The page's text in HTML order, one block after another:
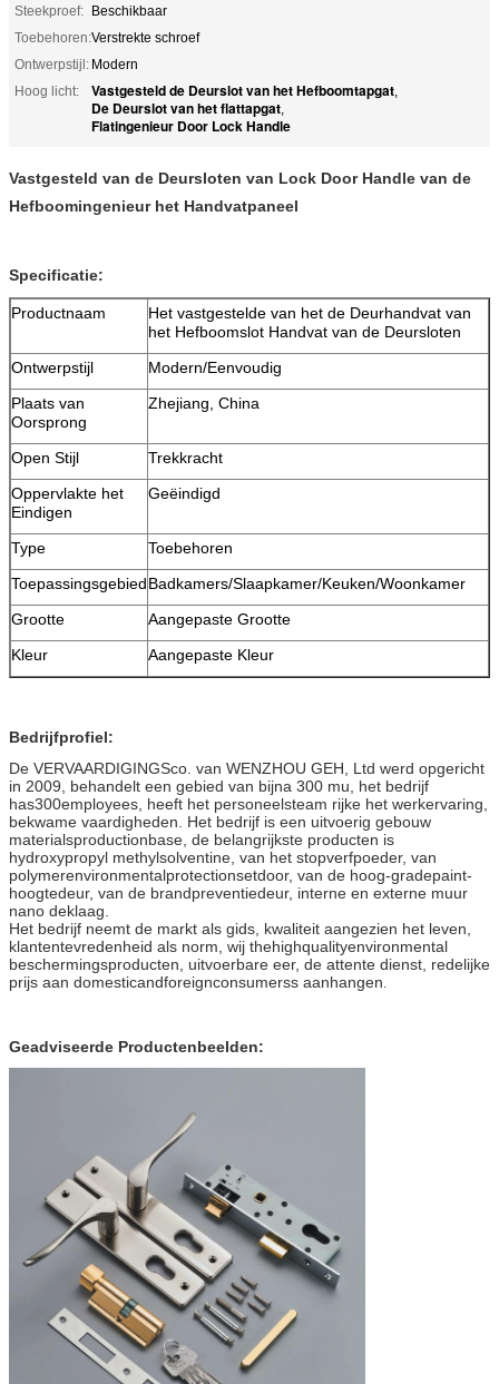
Steekproef: Beschikbaar
Toebehoren:Verstrekte schroef
Ontwerpstijl: Modern
Hoog licht:
Vastgesteld de Deurslot van het Hefboomtapgat,
De Deurslot van het flattapgat,
Flatingenieur Door Lock Handle
Vastgesteld van de Deursloten van Lock Door Handle van de
Hefboomingenieur het Handvatpaneel
Specificatie:
Productnaam
Het vastgestelde van het de Deurhandvat van
het Hefboomslot Handvat van de Deursloten
Ontwerpstijl
Modern/Eenvoudig
Plaats van
Oorsprong
Zhejiang, China
Open Stijl
Trekkracht
Oppervlakte het
Eindigen
Geëindigd
Type
Toebehoren
ToepassingsgebiedBadkamers/Slaapkamer/Keuken/Woonkamer
Grootte
Aangepaste Grootte
Kleur
Aangepaste Kleur
Bedrijfprofiel:
De VERVAARDIGINGSco. van WENZHOU GEH, Ltd werd opgericht
in 2009, behandelt een gebied van bijna 300 mu, het bedrijf
has300employees, heeft het personeelsteam rijke het werkervaring,
bekwame vaardigheden. Het bedrijf is een uitvoerig gebouw
materialsproductionbase, de belangrijkste producten is
hydroxypropyl methylsolventine, van het stopverfpoeder, van
polymerenvironmentalprotectionsetdoor, van de hoog-gradepaint-
hoogtedeur, van de brandpreventiedeur, interne en externe muur
nano deklaag.
Het bedrijf neemt de markt als gids, kwaliteit aangezien het leven,
klantentevredenheid als norm, wij thehighqualityenvironmental
beschermingsproducten, uitvoerbare eer, de attente dienst, redelijke
prijs aan domesticandforeignconsumerss aanhangen.
Geadviseerde Productenbeelden: